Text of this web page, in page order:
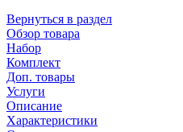
Вернуться в раздел
Обзор товара
Набор
Комплект
Доп. товары
Услуги
Описание
Характеристики